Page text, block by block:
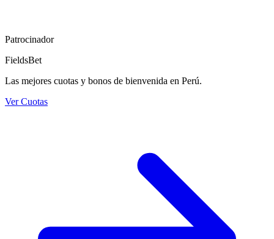
Patrocinador
FieldsBet
Las mejores cuotas y bonos de bienvenida en Perú.
Ver Cuotas